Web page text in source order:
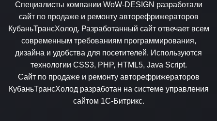
Специалисты компании WoW-DESIGN разработали
сайт по продаже и ремонту авторефрижераторов
КубаньТрансХолод. Разработанный сайт отвечает всем
современным требованиям программирования,
дизайна и удобства для посетителей. Используются
технологии CSS3, PHP, HTML5, Java Script.
Сайт по продаже и ремонту авторефрижераторов
КубаньТрансХолод разработан на системе управления
сайтом 1С-Битрикс.